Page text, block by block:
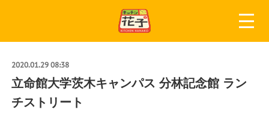
2020.01.29 08:38
立命館大学茨木キャンパス 分林記念館 ラン
チストリート